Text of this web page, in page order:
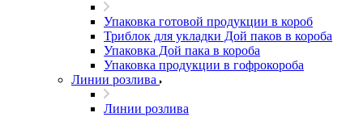
Упаковка готовой продукции в короб
Триблок для укладки Дой паков в короба
Упаковка Дой пака в короба
Упаковка продукции в гофрокороба
Линии розлива
Линии розлива